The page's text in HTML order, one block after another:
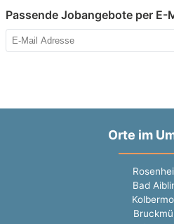
Passende Jobangebote per E-
Orte im
Bad